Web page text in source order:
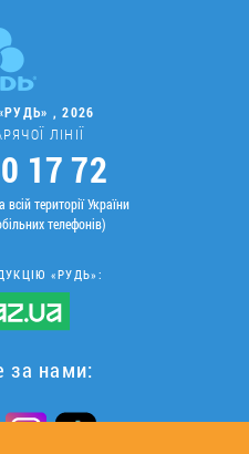
, 2026
ЛІНІЇ
17 72
території України
телефонів)
«РУДЬ»:
за нами: